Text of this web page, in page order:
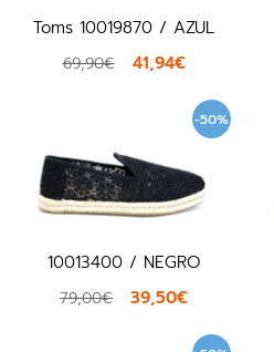
Toms 10019870 / AZUL
69,90€ 41,94€
-50%
10013400 / NEGRO
79,00€ 39,50€